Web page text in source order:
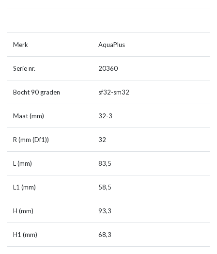
Merk AquaPlus
Serie nr. 20360
Bocht 90 graden sf32-sm32
Maat (mm) 32-3
R (mm (Df1)) 32
L (mm) 83,5
L1 (mm) 58,5
H (mm) 93,3
H1 (mm) 68,3